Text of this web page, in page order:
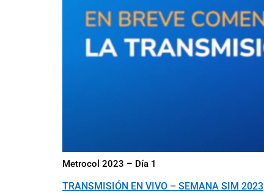
Metrocol 2023 – Día 1
TRANSMISIÓN EN VIVO – SEMANA SIM 2023